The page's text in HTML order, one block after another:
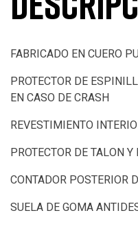
FABRICADO EN CUERO
PROTECTOR DE
EN CASO DE CRASH
REVESTIMIENTO
PROTECTOR DE TALON
CONTADOR POSTERIOR
SUELA DE GOMA